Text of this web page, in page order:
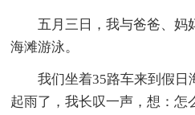
五月三日，我与爸爸、妈
海滩游泳。
我们坐着35路车来到假
起雨了，我长叹一声，想：怎